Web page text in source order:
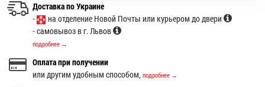
Доставка по Украине
-
на отделение Новой Почты или курьером до двери
- самовывоз в г. Львов
подробнее →
Оплата при получении
или другим удобным способом, подробнее →